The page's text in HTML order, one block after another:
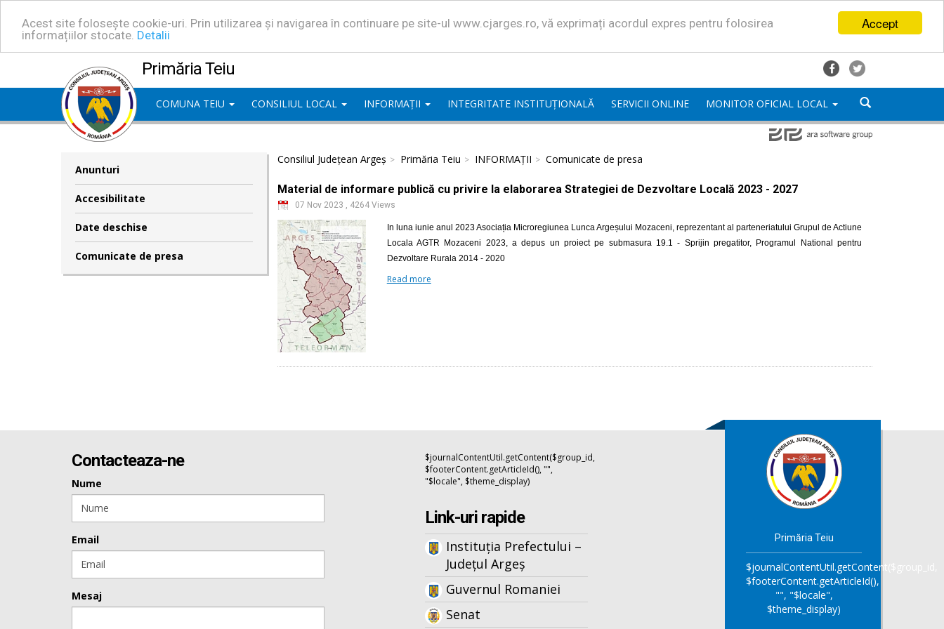
Accept
Acest site folosește cookie-uri. Prin utilizarea și navigarea în continuare pe site-ul www.cjarges.ro, vă exprimați acordul expres pentru folosirea
informațiilor stocate. Detalii
Primăria Teiu
COMUNA TEIU CONSILIUL LOCAL INFORMAȚII INTEGRITATE INSTITUȚIONALĂ SERVICII ONLINE MONITOR OFICIAL LOCAL
Anunturi
Accesibilitate
Date deschise
Comunicate de presa
Consiliul Județean Argeș Primăria Teiu INFORMAȚII Comunicate de presa
Material de informare publică cu privire la elaborarea Strategiei de Dezvoltare Locală 2023 - 2027
07 Nov 2023 , 4264 Views
In luna iunie anul 2023 Asociația Microregiunea Lunca Argeșului Mozaceni, reprezentant al parteneriatului Grupul de Actiune
Locala AGTR Mozaceni 2023, a depus un proiect pe submasura 19.1 - Sprijin pregatitor, Programul National pentru
Dezvoltare Rurala 2014 - 2020
Read more
Contacteaza-ne
Nume
Email
Mesaj
$journalContentUtil.getContent($group_id,
$footerContent.getArticleId(), "",
"$locale", $theme_display)
Link-uri rapide
Instituția Prefectului –
Județul Argeș
Guvernul Romaniei
Senat
Primăria Teiu
$journalContentUtil.getContent($group_id,
$footerContent.getArticleId(),
"", "$locale",
$theme_display)